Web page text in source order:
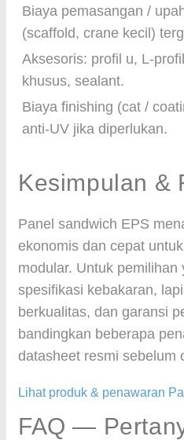
Biaya pemasangan /
(scaffold, crane kecil)
Aksesoris: profil u, L-
khusus, sealant.
Biaya finishing (cat /
anti-UV jika diperlukan.
Kesimpulan &
Panel sandwich EPS
ekonomis dan cepat
modular. Untuk
spesifikasi kebakaran,
berkualitas, dan garansi
bandingkan beberapa
datasheet resmi sebelum
Lihat produk & penawaran
FAQ —